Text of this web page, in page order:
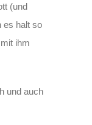
(und
es halt so
ihm
und auch